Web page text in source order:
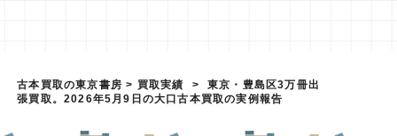
古本買取の東京書房 > 買取実績 >
東京・豊島区3万冊出
張買取。2026年5月9日の大口古本買取の実例報告